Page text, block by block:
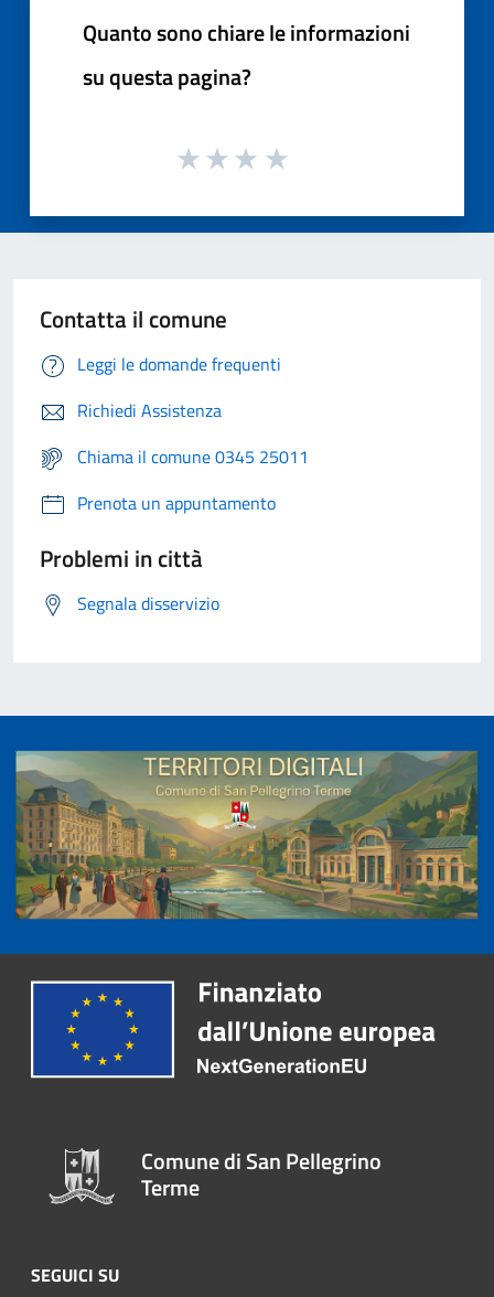
Quanto sono chiare le informazioni
su questa pagina?
Contatta il comune
Leggi le domande frequenti
Richiedi Assistenza
Chiama il comune 0345 25011
Prenota un appuntamento
Problemi in città
Segnala disservizio
Comune di San Pellegrino
Terme
SEGUICI SU